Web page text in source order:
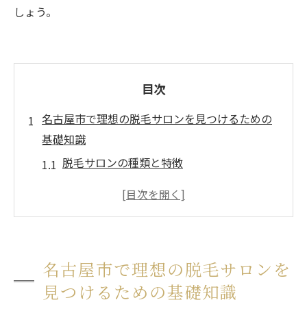
しょう。
目次
名古屋市で理想の脱毛サロンを見つけるための
基礎知識
脱毛サロンの種類と特徴
初めての脱毛サロン選びのポイント
脱毛サロンとクリニックの違いとは
名古屋市の脱毛サロンを選ぶ際に重視すべきポ
名古屋市で理想の脱毛サロンを
見つけるための基礎知識